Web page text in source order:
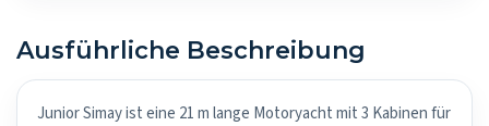
Ausführliche Beschreibung
Junior Simay ist eine 21 m lange Motoryacht mit 3 Kabinen für